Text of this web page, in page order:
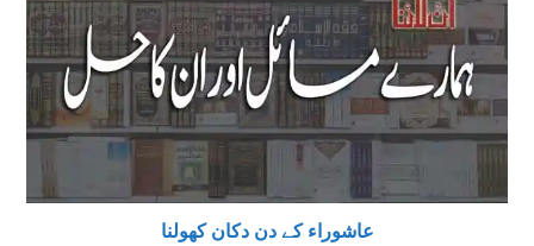
عاشوراء کے دن دکان کھولنا